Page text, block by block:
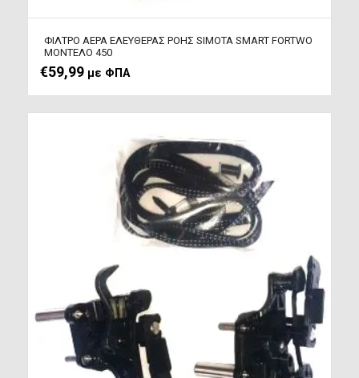
ΦΙΛΤΡΟ ΑΕΡΑ ΕΛΕΥΘΕΡΑΣ ΡΟΗΣ SIMOTA SMART FORTWO
ΜΟΝΤΕΛΟ 450
€59,99 με ΦΠΑ